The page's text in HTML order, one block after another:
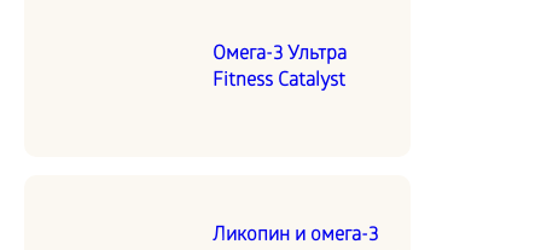
Омега-3 Ультра
Fitness Catalyst
Ликопин и омега-3